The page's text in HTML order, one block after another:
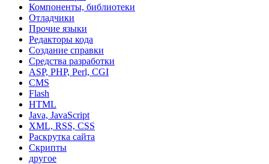
Компоненты, библиотеки
Отладчики
Прочие языки
Редакторы кода
Создание справки
Средства разработки
ASP, PHP, Perl, CGI
CMS
Flash
HTML
Java, JavaScript
XML, RSS, CSS
Раскрутка сайта
Скрипты
другое